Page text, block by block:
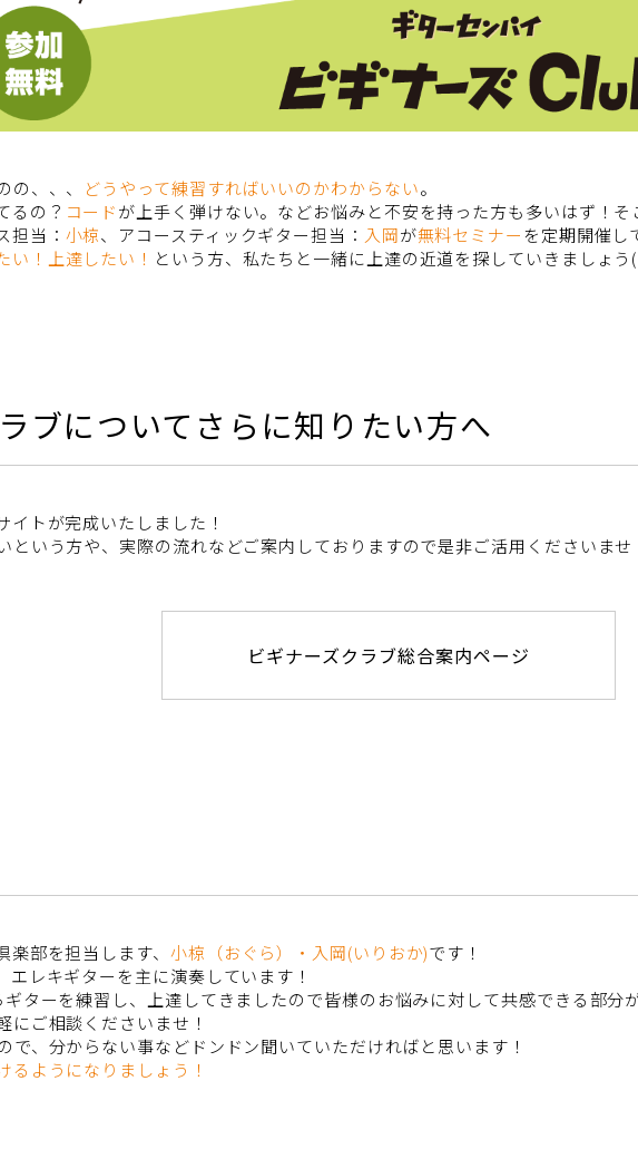
、、、 どうやって練習すればいいのかわからない。
るの？ コードが上手く弾けない。などお悩みと不安を持った方も多いはず！
担当： 小椋、アコースティックギター担当： 入岡が無料セミナーを定期開催し
い！上達したい！ という方、私たちと一緒に上達の近道を探していきましょ
ブについてさらに知りたい方へ
イトが完成いたしました！
という方や、実際の流れなどご案内しておりますので是非ご活用くださいませ
ビギナーズクラブ総合案内ページ
部を担当します、 小椋（おぐら）・入岡(いりおか)です！
エレキギターを主に演奏しています！
ターを練習し、上達してきましたので皆様のお悩みに対して共感できる部分
にご相談くださいませ！
で、分からない事などドンドン聞いていただければと思います！
るようになりましょう！